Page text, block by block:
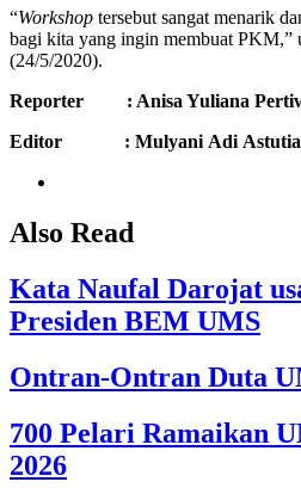
“Workshop tersebut sangat menarik
bagi kita yang ingin membuat PKM,”
(24/5/2020).
Reporter : Anisa Yuliana
Editor : Mulyani Adi
Also Read
Kata Naufal Darojat
Presiden BEM UMS
Ontran-Ontran Duta
700 Pelari Ramaikan
2026